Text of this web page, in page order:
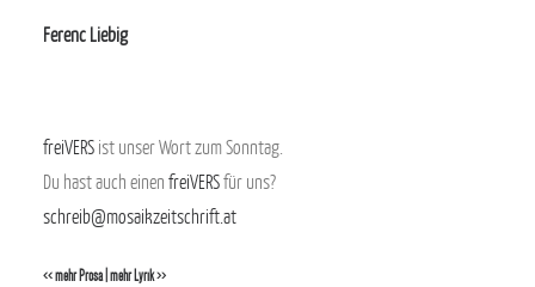
Ferenc Liebig
freiVERS ist unser Wort zum Sonntag.
Du hast auch einen freiVERSfür uns?
schreib@mosaikzeitschrift.at
<< mehr Prosa| mehr Lyrik >>